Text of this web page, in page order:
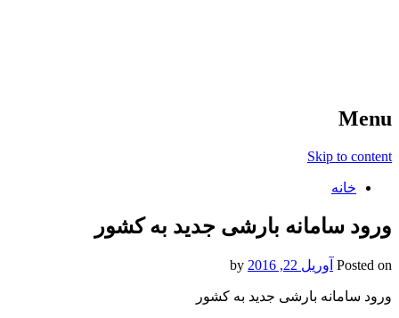
Menu
Skip to content
خانه
ورود سامانه بارشی جدید به کشور
Posted on آوریل 22, 2016
ورود سامانه بارشی جدید به کشور